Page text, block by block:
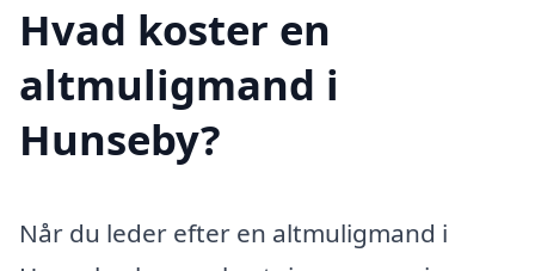
Hvad koster en
altmuligmand i
Hunseby?
Når du leder efter en altmuligmand i